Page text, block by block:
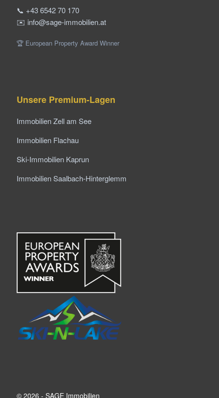
📞 +43 6542 70 170
✉️ info@sage-immobilien.at
🏆 European Property Award Winner
Unsere Premium-Lagen
Immobilien Zell am See
Immobilien Flachau
Ski-Immobilien Kaprun
Immobilien Saalbach-Hinterglemm
© 2026 - SAGE Immobilien